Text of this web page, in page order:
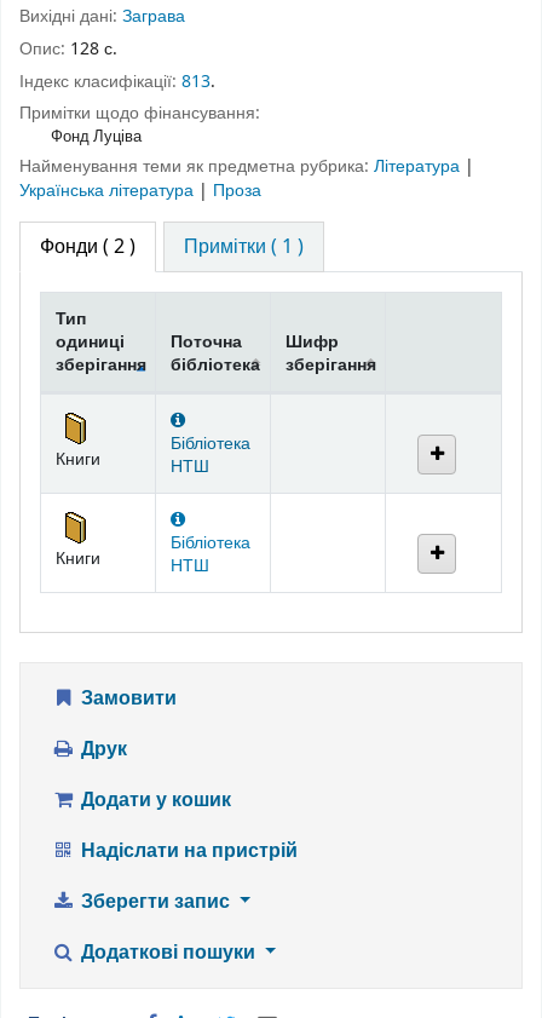
Вихідні дані: Заграва
Опис: 128 с.
Індекс класифікації: 813.
Примітки щодо фінансування:
Фонд Луціва
Найменування теми як предметна рубрика: Література |
Українська література | Проза
Фонди ( 2 ) Примітки ( 1 )
Фонди
Тип
одиниці
зберігання
Поточна
бібліотека
Шифр
зберігання
Книги
Бібліотека
НТШ
Книги
Бібліотека
НТШ
Замовити
Друк
Додати у кошик
Надіслати на пристрій
Зберегти запис
Додаткові пошуки